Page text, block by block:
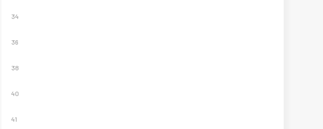
34
36
38
40
41